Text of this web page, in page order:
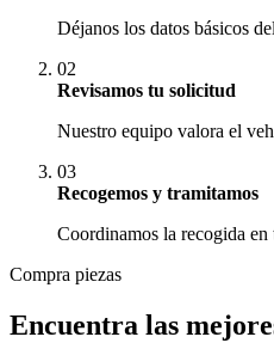
Déjanos los datos básicos
02
Revisamos tu solicitud
Nuestro equipo valora el
03
Recogemos y tramitamos
Coordinamos la recogida
Compra piezas
Encuentra las